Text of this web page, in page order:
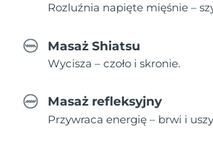
Rozluźnia napięte mięśnie –
Masaż Shiatsu
Wycisza – czoło i skronie.
Masaż refleksyjny
Przywraca energię – brwi i